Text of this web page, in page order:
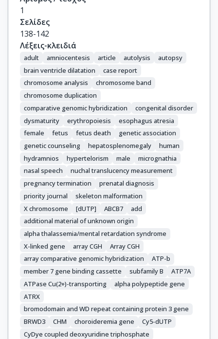
1
Σελίδες
138-142
Λέξεις-κλειδιά
adult amniocentesis article autolysis
autopsy
brain ventricle dilatation
case report
chromosome analysis
chromosome band
chromosome duplication
comparative genomic hybridization
congenital disorder
dysmaturity
erythropoiesis
esophagus atresia
female
fetus fetus death
genetic association
genetic counseling
hepatosplenomegaly
human
hydramnios
hypertelorism male
micrognathia
nasal speech
nuchal translucency measurement
pregnancy termination
prenatal diagnosis
priority journal
skeleton malformation
X chromosome
[dUTP] ABCB7
add
additional material of unknown origin
alpha thalassemia/mental retardation syndrome
X-linked gene
array CGH
Array CGH
array comparative genomic hybridization
ATP-b
member 7 gene binding cassette
subfamily B
ATP7A
ATPase Cu(2+)-transporting
alpha polypeptide gene
ATRX
bromodomain and WD repeat containing protein 3 gene
BRWD3
CHM choroideremia gene
Cy5-dUTP
CyDye coupled deoxyuridine triphosphate